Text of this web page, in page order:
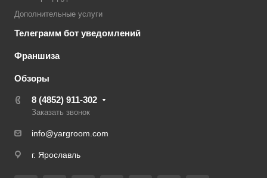
Дополнительные услуги
Телеграмм бот уведомлений
Франшиза
Обзоры
8 (4852) 911-302
Заказать звонок
info@yargroom.com
г. Ярославль